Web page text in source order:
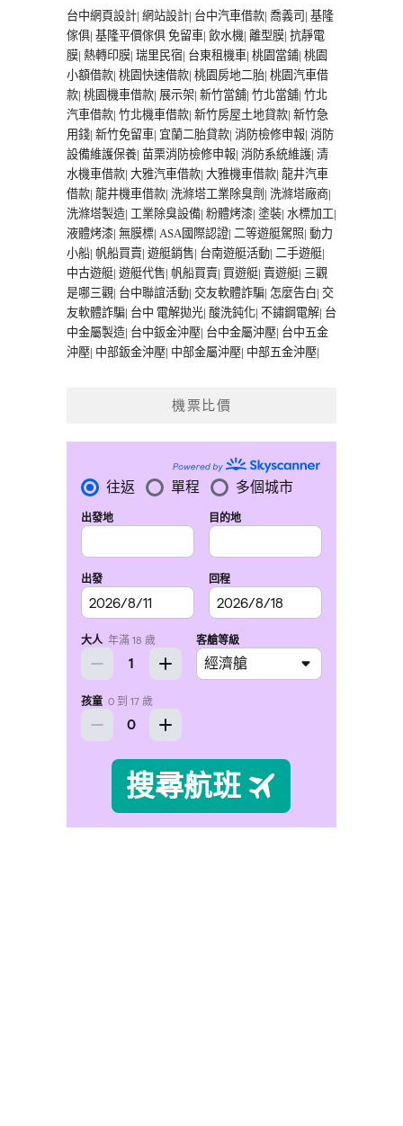
台中網頁設計| 網站設計| 台中汽車借款| 喬義司 | 基隆
傢俱| 基隆平價傢俱 免留車| 飲水機| 離型膜| 抗靜電
膜| 熱轉印膜| 瑞里民宿| 台東租機車| 桃園當鋪| 桃園
小額借款| 桃園快速借款| 桃園房地二胎| 桃園汽車借
款| 桃園機車借款| 展示架| 新竹當舖| 竹北當舖| 竹北
汽車借款| 竹北機車借款| 新竹房屋土地貸款| 新竹急
用錢| 新竹免留車| 宜蘭二胎貸款| 消防檢修申報| 消防
設備維護保養| 苗栗消防檢修申報| 消防系統維護| 清
水機車借款| 大雅汽車借款| 大雅機車借款| 龍井汽車
借款| 龍井機車借款| 洗滌塔工業除臭劑 | 洗滌塔廠商|
洗滌塔製造| 工業除臭設備| 粉體烤漆| 塗裝| 水標加工|
液體烤漆| 無膜標| ASA國際認證| 二等遊艇駕照| 動力
小船| 帆船買賣| 遊艇銷售| 台南遊艇活動| 二手遊艇|
中古遊艇| 遊艇代售| 帆船買賣| 買遊艇| 賣遊艇| 三觀
是哪三觀| 台中聯誼活動| 交友軟體詐騙| 怎麼告白| 交
友軟體詐騙| 台中 電解拋光| 酸洗鈍化| 不鏽鋼電解| 台
中金屬製造| 台中鈑金沖壓| 台中金屬沖壓| 台中五金
沖壓| 中部鈑金沖壓| 中部金屬沖壓| 中部五金沖壓|
機票比價